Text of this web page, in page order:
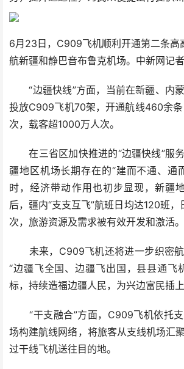
6月23日，C909飞机顺利开通第二条高
航新疆和静巴音布鲁克机场。中新网记
“边疆快线”方面，当前在新疆、内
投放C909飞机70架，开通航线460余
次，载客超1000万人次。
在三省区加快推进的“边疆快线”服
疆地区机场长期存在的“建而不通、通
时，经济带动作用也初步显现，新疆
后，疆内“支支互飞”航班日均达120班
次，旅游资源及需求被有效开发和激活。
未来，C909飞机还将进一步织密航
“边疆飞全国、边疆飞出国，县县通飞
标，持续造福边疆人民，为兴边富民插上
“干支融合”方面，C909飞机依托支
场构建航线网络，将旅客从支线机场汇
过干线飞机送往目的地。